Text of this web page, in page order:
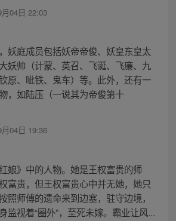
04日 22:03
妖庭成员包括妖帝帝俊、妖皇东皇太
妖帅（计蒙、英召、飞诞、飞廉、九
原、呲铁、鬼车）等。此外，还有一
，如陆压（一说其为帝俊第十
04日 19:36
娘》中的人物。她是王权富贵的师
富贵，但王权富贵心中并无她，她只
照师傅的遗命来到边塞，驻守边境，
监视着“圈外”，至死未嫁。霸业让风...